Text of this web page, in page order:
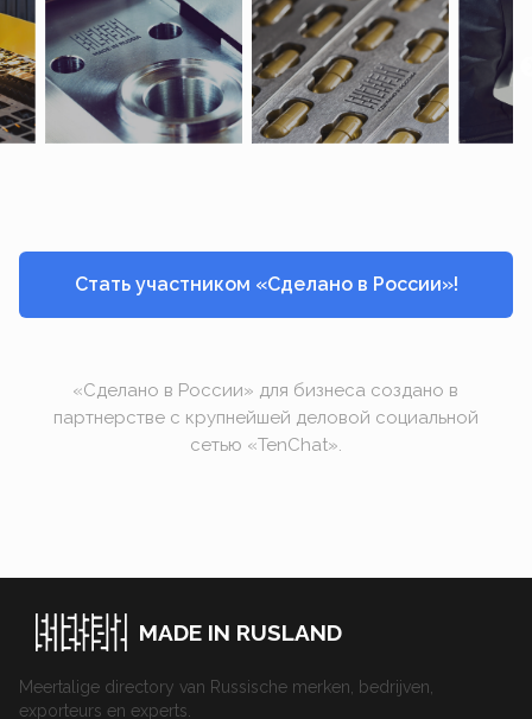
Стать участником «Сделано в России»!
«Сделано в России» для бизнеса создано в
партнерстве с крупнейшей деловой социальной
сетью «TenChat».
MADE IN RUSLAND
Meertalige directory van Russische merken, bedrijven,
exporteurs en experts.